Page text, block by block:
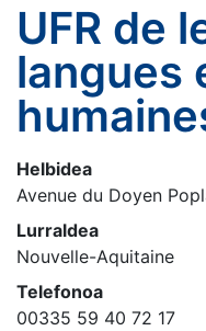
UFR de
langues
Helbidea
Avenue du Doyen
Lurraldea
Nouvelle-Aquitaine
Telefonoa
00335 59 40 72 17